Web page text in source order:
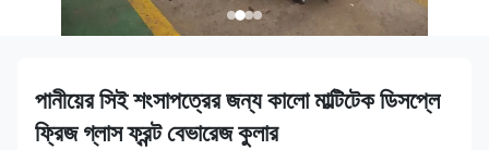
পানীয়ের সিই শংসাপত্রের জন্য কালো মাল্টিটেক ডিসপ্লে
ফ্রিজ গ্লাস ফ্রন্ট বেভারেজ কুলার